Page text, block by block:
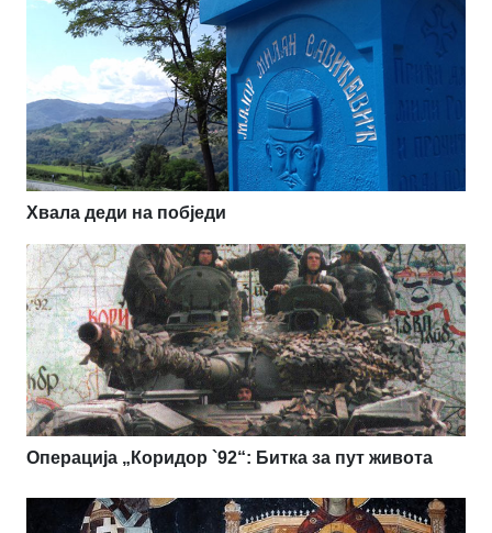
Хвала деди на побједи
Операција „Коридор `92“: Битка за пут живота